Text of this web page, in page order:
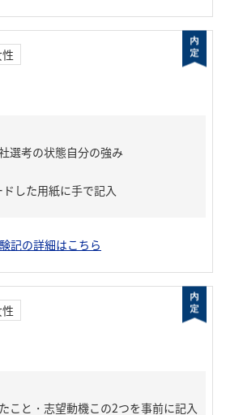
選考の状態自分の強み
した用紙に手で記入
記の詳細はこちら
こと・志望動機この2つを事前に記入